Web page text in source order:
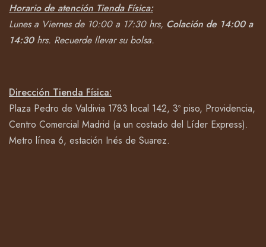
Horario de atención Tienda Física:
Lunes a Viernes de 10:00 a 17:30 hrs, Colación de 14:00 a
14:30hrs. Recuerde llevar su bolsa.
Dirección Tienda Física:
Plaza Pedro de Valdivia 1783 local 142, 3º piso, Providencia,
Centro Comercial Madrid (a un costado del Líder Express).
Metro línea 6, estación Inés de Suarez.